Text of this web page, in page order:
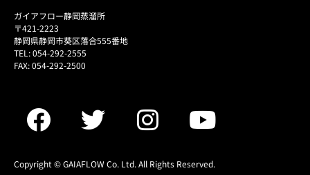
ガイアフロー静岡蒸溜所
〒421-2223
静岡県静岡市葵区落合555番地
TEL: 054-292-2555
FAX: 054-292-2500
Copyright © GAIAFLOW Co. Ltd. All Rights Reserved.